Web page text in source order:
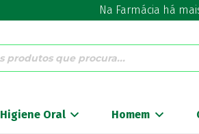
Na Farmácia há
Higiene Oral Homem